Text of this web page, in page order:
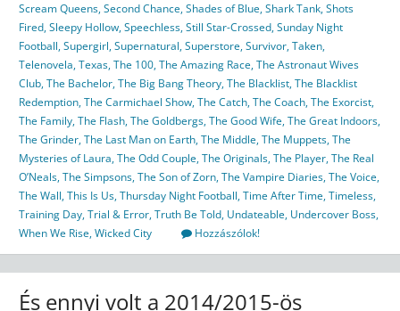
Scream Queens,Second Chance,Shades of Blue,Shark Tank,Shots
Fired,Sleepy Hollow,Speechless,Still Star-Crossed,Sunday Night
Football,Supergirl,Supernatural,Superstore,Survivor,Taken,
Telenovela,Texas,The 100,The Amazing Race,The Astronaut Wives
Club,The Bachelor,The Big Bang Theory,The Blacklist,The Blacklist
Redemption,The Carmichael Show,The Catch,The Coach,The Exorcist,
The Family,The Flash,The Goldbergs,The Good Wife,The Great Indoors,
The Grinder,The Last Man on Earth,The Middle,The Muppets,The
Mysteries of Laura,The Odd Couple,The Originals,The Player,The Real
O’Neals,The Simpsons,The Son of Zorn,The Vampire Diaries,The Voice,
The Wall,This Is Us,Thursday Night Football,Time After Time,Timeless,
Training Day,Trial & Error,Truth Be Told, Undateable, Undercover Boss,
When We Rise,Wicked City Hozzászólok!
És ennyi volt a 2014/2015-ös